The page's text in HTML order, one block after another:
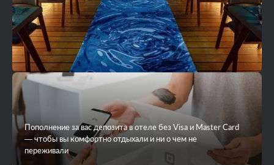
Пополнение за вас депозита в отеле без Visa и Master Card
— чтобы вы комфортно отдыхали и ни о чем не
переживали